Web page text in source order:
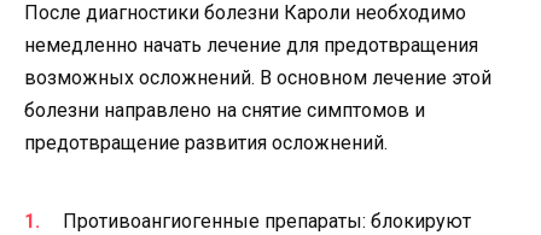
После диагностики болезни Кароли необходимо
немедленно начать лечение для предотвращения
возможных осложнений. В основном лечение этой
болезни направлено на снятие симптомов и
предотвращение развития осложнений.
Противоангиогенные препараты: блокируют